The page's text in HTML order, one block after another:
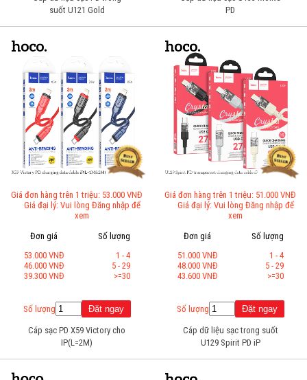
suốt U121 Gold
PD
Giá đơn hàng trên 1 triệu: 53.000 VNĐ
Giá đại lý: Vui lòng Đăng nhập để
xem
Đơn giá
53.000 VNĐ
46.000 VNĐ
39.300 VNĐ
Số lượng
1 - 4
5 - 29
>=30
Số lượng
Cáp sạc PD X59 Victory cho
IP(L=2M)
Giá đơn hàng trên 1 triệu: 51.000 VNĐ
Giá đại lý: Vui lòng Đăng nhập để
xem
Đơn giá
51.000 VNĐ
48.000 VNĐ
43.600 VNĐ
Số lượng
1 - 4
5 - 29
>=30
Số lượng
Cáp dữ liệu sạc trong suốt
U129 Spirit PD iP